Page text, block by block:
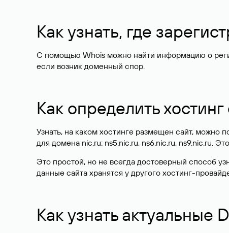
Как узнать, где
С помощью Whois можно найти информацию о
если возник доменный спор.
Как определить
Узнать, на каком хостинге размещен сайт,
для домена nic.ru: ns5.nic.ru, ns6.nic.ru, ns9.nic.ru.
Это простой, но не всегда достоверный способ
данные сайта хранятся у другого хостинг-
Как узнать актуальные